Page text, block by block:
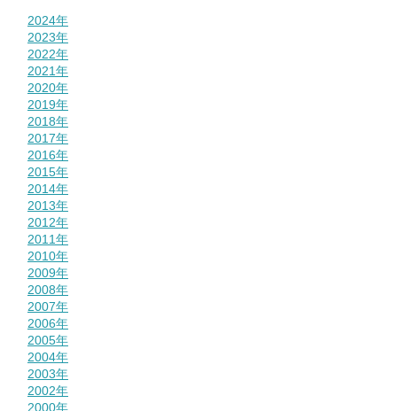
2024年
2023年
2022年
2021年
2020年
2019年
2018年
2017年
2016年
2015年
2014年
2013年
2012年
2011年
2010年
2009年
2008年
2007年
2006年
2005年
2004年
2003年
2002年
2000年